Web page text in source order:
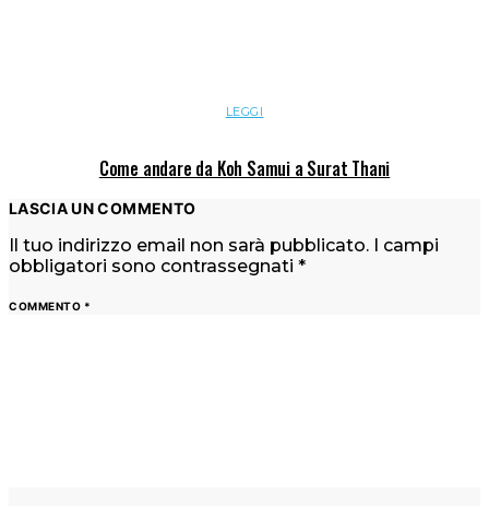
LEGGI
Come andare da Koh Samui a Surat Thani
LASCIA UN COMMENTO
Il tuo indirizzo email non sarà pubblicato. I campi
obbligatori sono contrassegnati *
COMMENTO *